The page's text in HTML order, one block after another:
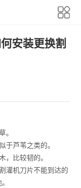
安装更换割
。
于芦苇之类的。
，比较韧的。
灌机刀片不能到达的